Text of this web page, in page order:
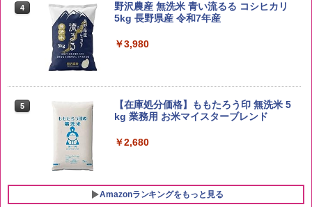
4
野沢農産 無洗米 青い流るる コシヒカリ
5kg 長野県産 令和7年産
￥3,980
5
【在庫処分価格】ももたろう印 無洗米 5
kg 業務用 お米マイスターブレンド
￥2,680
Amazonランキングをもっと見る